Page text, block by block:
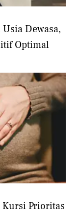
Dewasa,
Optimal
Kursi Prioritas